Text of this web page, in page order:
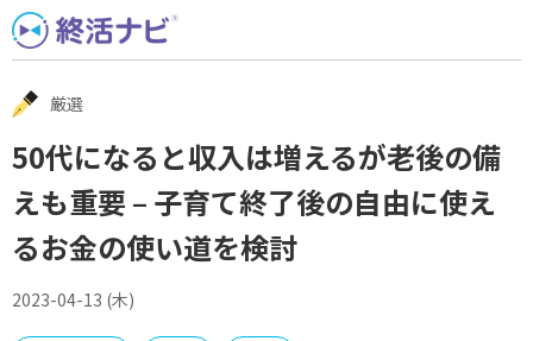
Skip
to
content
厳選
50代になると収入は増えるが老後の備
えも重要 – 子育て終了後の自由に使え
るお金の使い道を検討
2023-04-13 (木)